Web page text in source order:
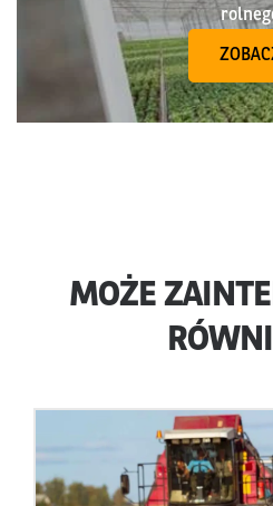
MOŻE